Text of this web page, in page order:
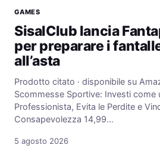
GAMES
SisalClub lancia
per preparare i
all’asta
Prodotto citato · disponibile su
Scommesse Sportive: Investi come
Professionista, Evita le Perdite e
Consapevolezza 14,99…
5 agosto 2026